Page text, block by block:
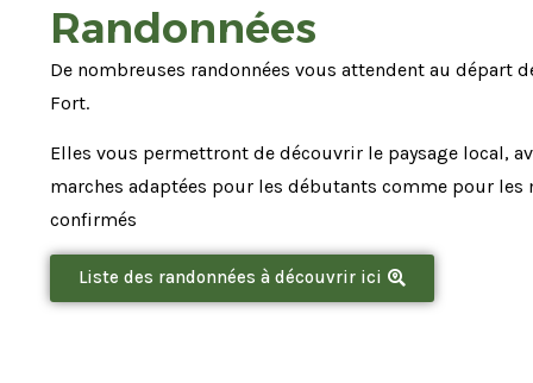
Randonnées
De nombreuses randonnées vous attendent au départ
Fort.
Elles vous permettront de découvrir le paysage local,
marches adaptées pour les débutants comme pour les
confirmés
Liste des randonnées à découvrir ici